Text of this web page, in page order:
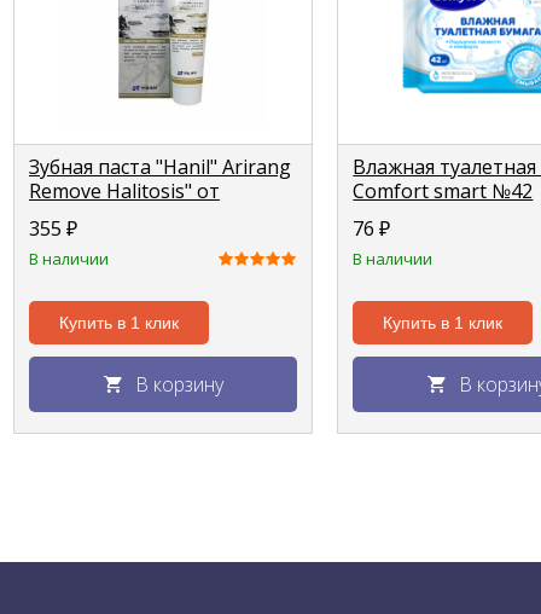
Зубная паста "Hanil" Arirang
Remove Halitosis" от
неприятного запаха изо
рта 150г
355 ₽
В наличии
Купить в 1 клик
В корзину
Влажная
Comfort smart №42
76₽
В наличии
Купить в 1 клик
В